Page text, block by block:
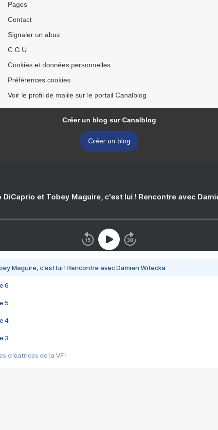
Pages
Contact
Signaler un abus
C.G.U.
Cookies et données personnelles
Préférences cookies
Voir le profil de malile sur le portail Canalblog
Créer un blog sur Canalblog
Créer un blog
DiCaprio et Tobey Maguire, c'est lui ! Rencontre avec
Maguire, c'est lui ! Rencontre avec Damien Witecka
6
5
4
3
créatrices de la VF !